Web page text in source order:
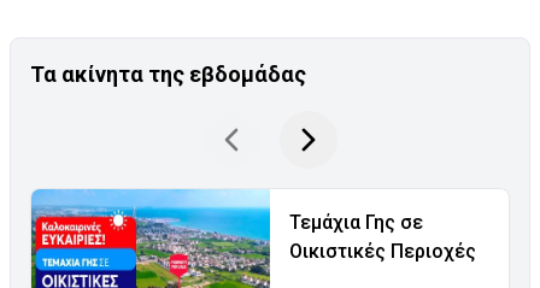
Τα ακίνητα της εβδομάδας
Τεμάχια Γης σε
Οικιστικές Περιοχές